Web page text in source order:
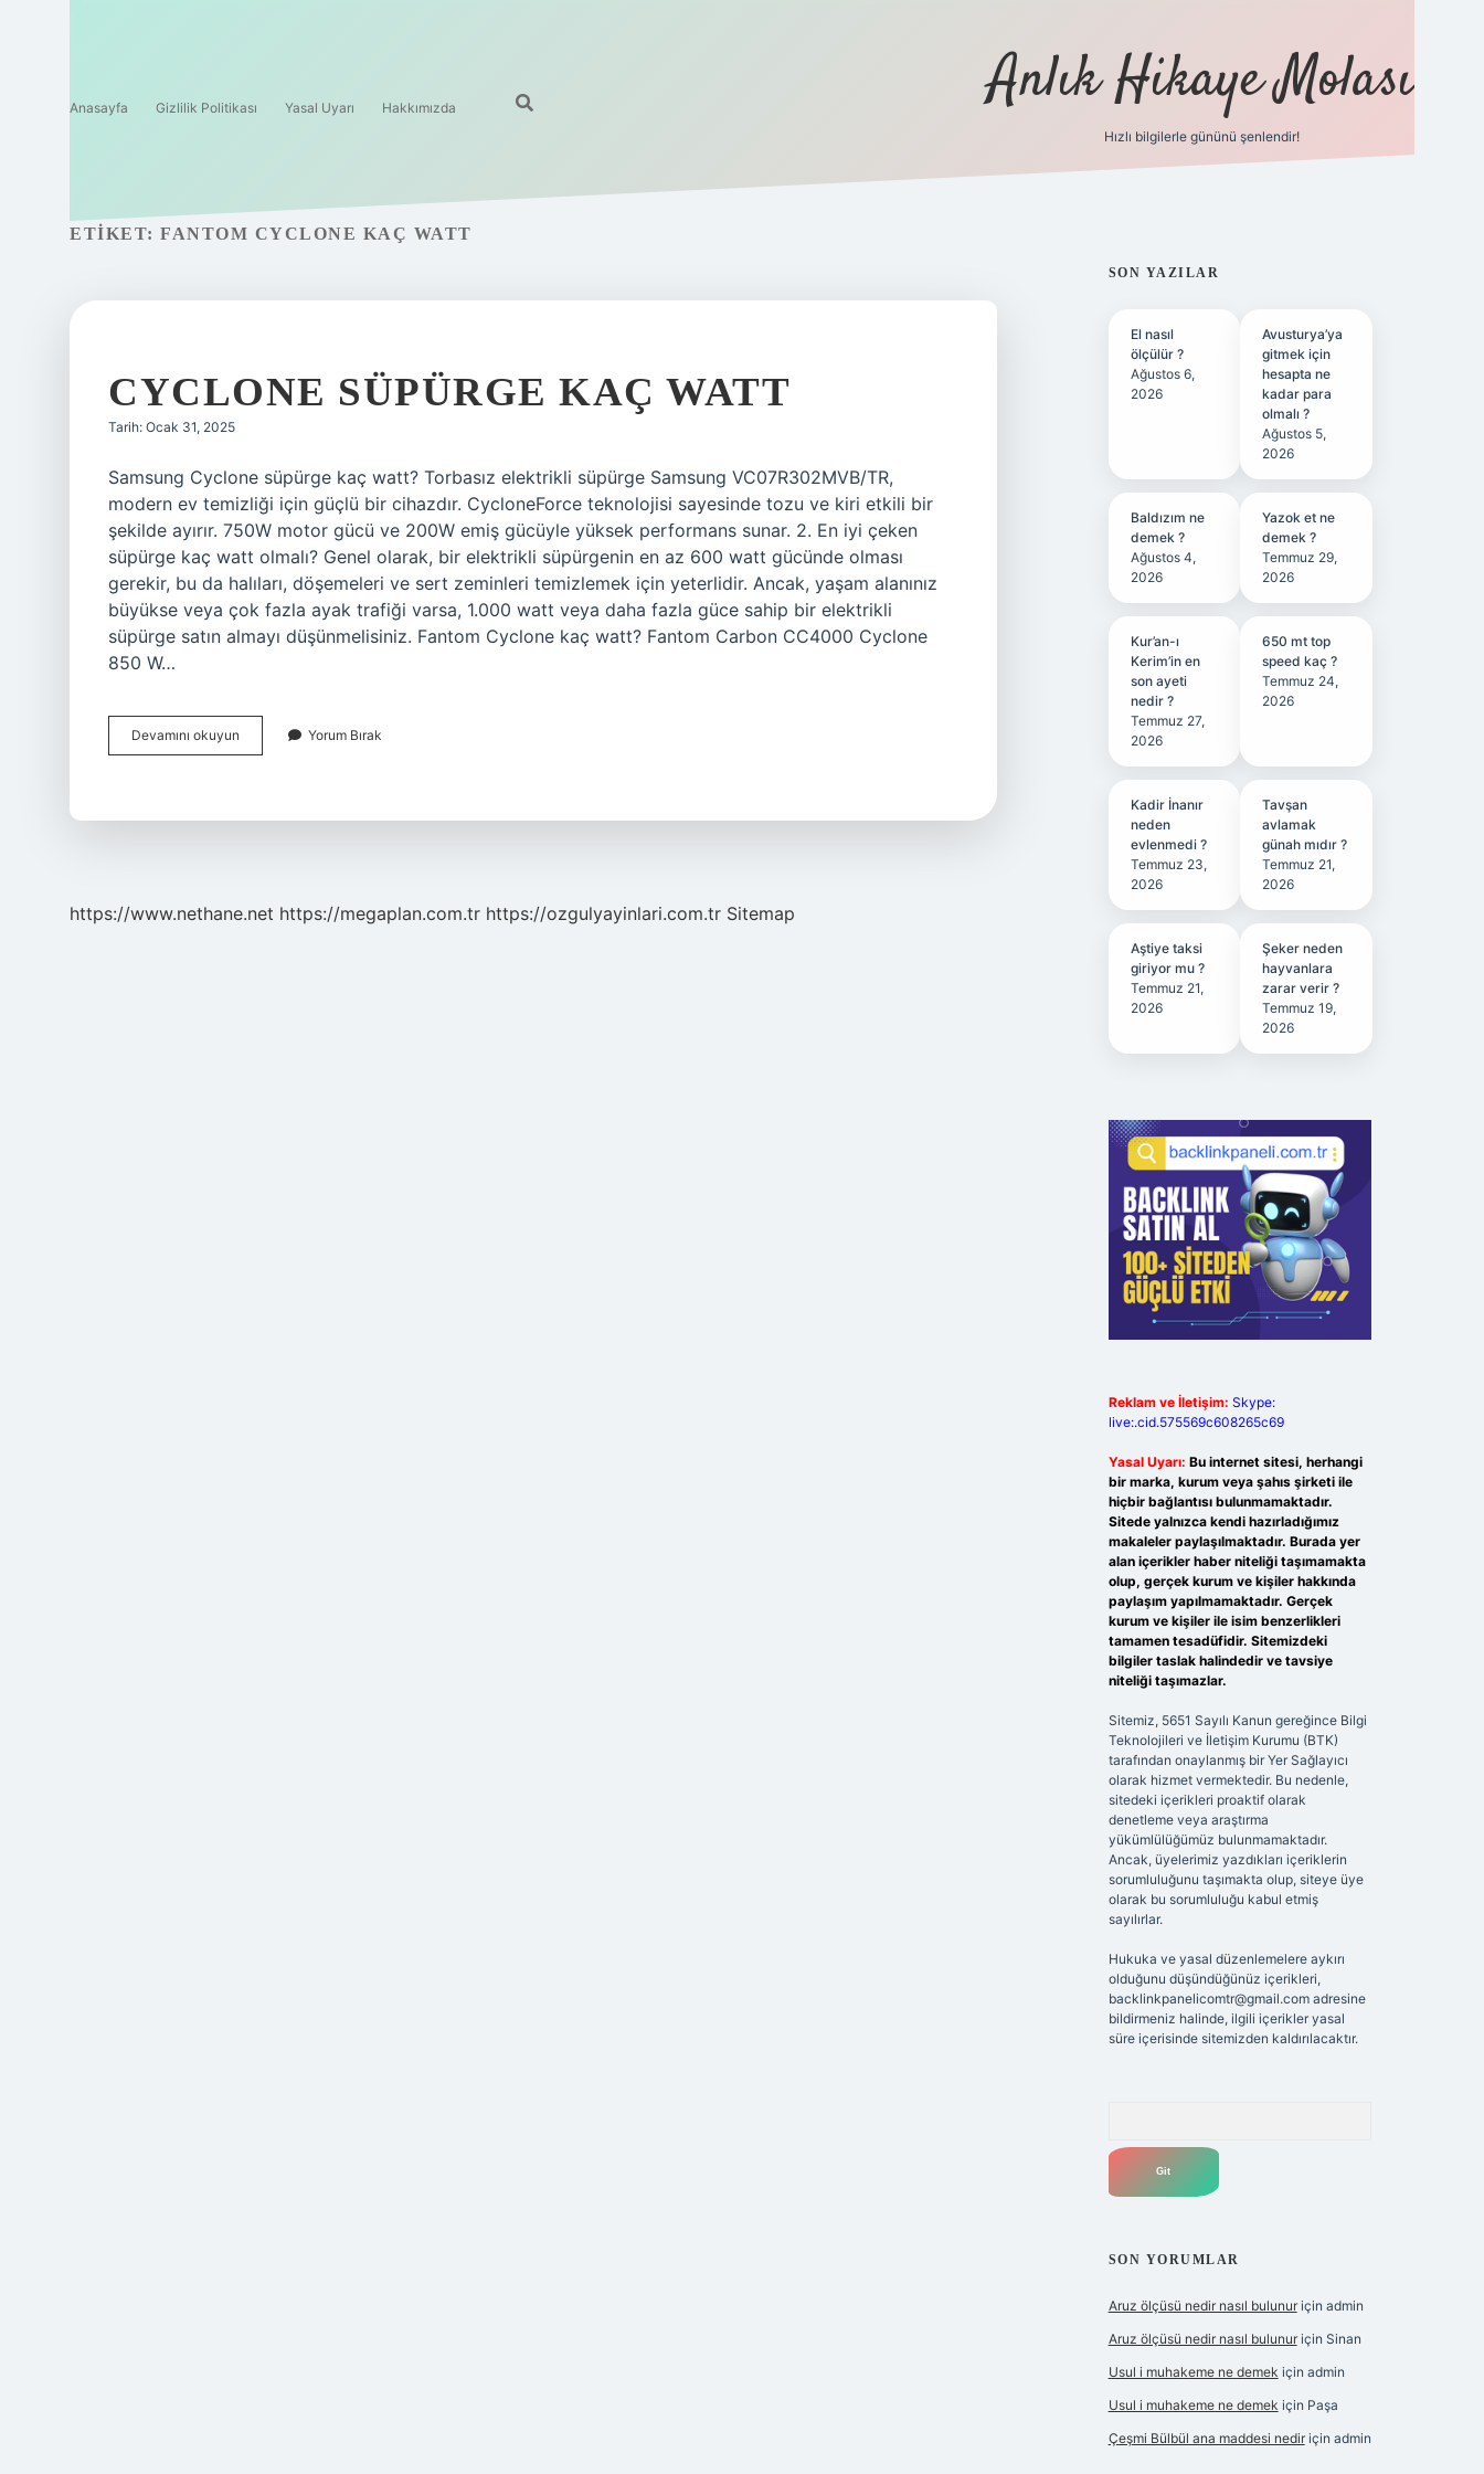
Anasayfa Gizlilik Politikası Yasal Uyarı Hakkımızda Anlık Hikaye Molası
Hızlı bilgilerle gününü şenlendir!
ETIKET: FANTOM CYCLONE KAÇ WATT
CYCLONE SÜPÜRGE KAÇ WATT
Tarih: Ocak 31, 2025
Samsung Cyclone süpürge kaç watt? Torbasız elektrikli süpürge Samsung VC07R302MVB/TR,
modern ev temizliği için güçlü bir cihazdır. CycloneForce teknolojisi sayesinde tozu ve kiri etkili bir
şekilde ayırır. 750W motor gücü ve 200W emiş gücüyle yüksek performans sunar. 2. En iyi çeken
süpürge kaç watt olmalı? Genel olarak, bir elektrikli süpürgenin en az 600 watt gücünde olması
gerekir, bu da halıları, döşemeleri ve sert zeminleri temizlemek için yeterlidir. Ancak, yaşam alanınız
büyükse veya çok fazla ayak trafiği varsa, 1.000 watt veya daha fazla güce sahip bir elektrikli
süpürge satın almayı düşünmelisiniz. Fantom Cyclone kaç watt? Fantom Carbon CC4000 Cyclone
850 W…
Devamını okuyun Cyclone
Süpürge
Yorum Bırak
https://www.nethane.net https://megaplan.com.tr https://ozgulyayinlari.com.tr Sitemap
SIDEBAR
SON YAZILAR
El nasıl
ölçülür ?
Ağustos 6,
2026
Avusturya’ya
gitmek için
hesapta ne
kadar para
olmalı ?
Ağustos 5,
2026
Baldızım ne
demek ?
Ağustos 4,
2026
Yazok et ne
demek ?
Temmuz 29,
2026
Kur’an-ı
Kerim’in en
son ayeti
nedir ?
Temmuz 27,
2026
650 mt top
speed kaç ?
Temmuz 24,
2026
Kadir İnanır
neden
evlenmedi ?
Temmuz 23,
2026
Tavşan
avlamak
günah mıdır ?
Temmuz 21,
2026
Aştiye taksi
giriyor mu ?
Temmuz 21,
2026
Şeker neden
hayvanlara
zarar verir ?
Temmuz 19,
2026
Reklam ve İletişim: Skype:
live:.cid.575569c608265c69
Yasal Uyarı: Bu internet sitesi, herhangi
bir marka, kurum veya şahıs şirketi ile
hiçbir bağlantısı bulunmamaktadır.
Sitede yalnızca kendi hazırladığımız
makaleler paylaşılmaktadır. Burada yer
alan içerikler haber niteliği taşımamakta
olup, gerçek kurum ve kişiler hakkında
paylaşım yapılmamaktadır. Gerçek
kurum ve kişiler ile isim benzerlikleri
tamamen tesadüfidir. Sitemizdeki
bilgiler taslak halindedir ve tavsiye
niteliği taşımazlar.
Sitemiz, 5651 Sayılı Kanun gereğince Bilgi
Teknolojileri ve İletişim Kurumu (BTK)
tarafından onaylanmış bir Yer Sağlayıcı
olarak hizmet vermektedir. Bu nedenle,
sitedeki içerikleri proaktif olarak
denetleme veya araştırma
yükümlülüğümüz bulunmamaktadır.
Ancak, üyelerimiz yazdıkları içeriklerin
sorumluluğunu taşımakta olup, siteye üye
olarak bu sorumluluğu kabul etmiş
sayılırlar.
Hukuka ve yasal düzenlemelere aykırı
olduğunu düşündüğünüz içerikleri,
backlinkpanelicomtr@gmail.comadresine
bildirmeniz halinde, ilgili içerikler yasal
süre içerisinde sitemizden kaldırılacaktır.
SON YORUMLAR
Aruz ölçüsü nedir nasıl bulunuriçin admin
Aruz ölçüsü nedir nasıl bulunuriçin Sinan
Usul i muhakeme ne demek için admin
Usul i muhakeme ne demek için Paşa
Çeşmi Bülbül ana maddesi nediriçin admin